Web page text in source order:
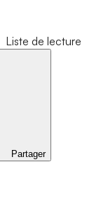
Liste de lecture
Partager